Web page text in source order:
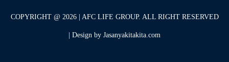
COPYRIGHT @ 2026 | AFC LIFE GROUP. ALL RIGHT RESERVED
| Design by Jasanyakitakita.com